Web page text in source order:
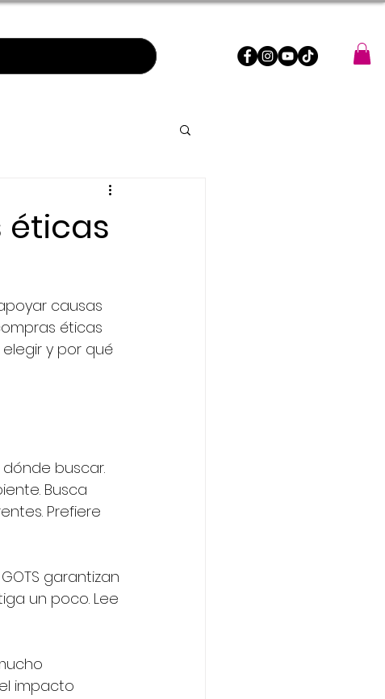
éticas
causas
éticas
y por qué
buscar.
Busca
Prefiere
garantizan
un poco. Lee
impacto